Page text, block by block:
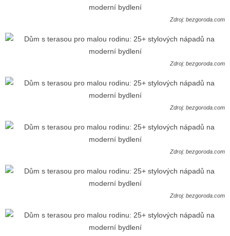
Zdroj: bezgoroda.com
Zdroj: bezgoroda.com
Zdroj: bezgoroda.com
Zdroj: bezgoroda.com
Zdroj: bezgoroda.com